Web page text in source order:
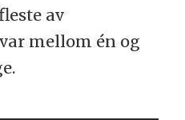
av
mellom én og